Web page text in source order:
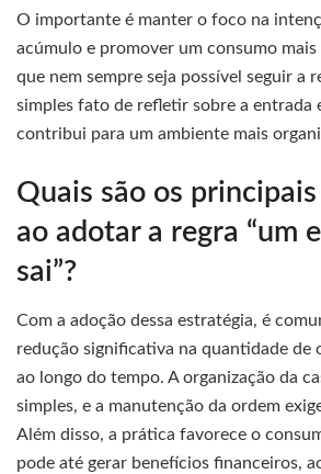
O importante é manter o foco na
acúmulo e promover um consumo
que nem sempre seja possível seguir a
simples fato de refletir sobre a entrada
contribui para um ambiente mais
Quais são os
ao adotar a regra “um
sai”?
Com a adoção dessa estratégia, é
redução significativa na quantidade de
ao longo do tempo. A organização da
simples, e a manutenção da ordem
Além disso, a prática favorece o
pode até gerar benefícios financeiros,